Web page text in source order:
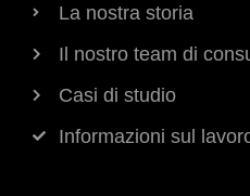
La nostra storia
Il nostro team di
Casi di studio
Informazioni sul